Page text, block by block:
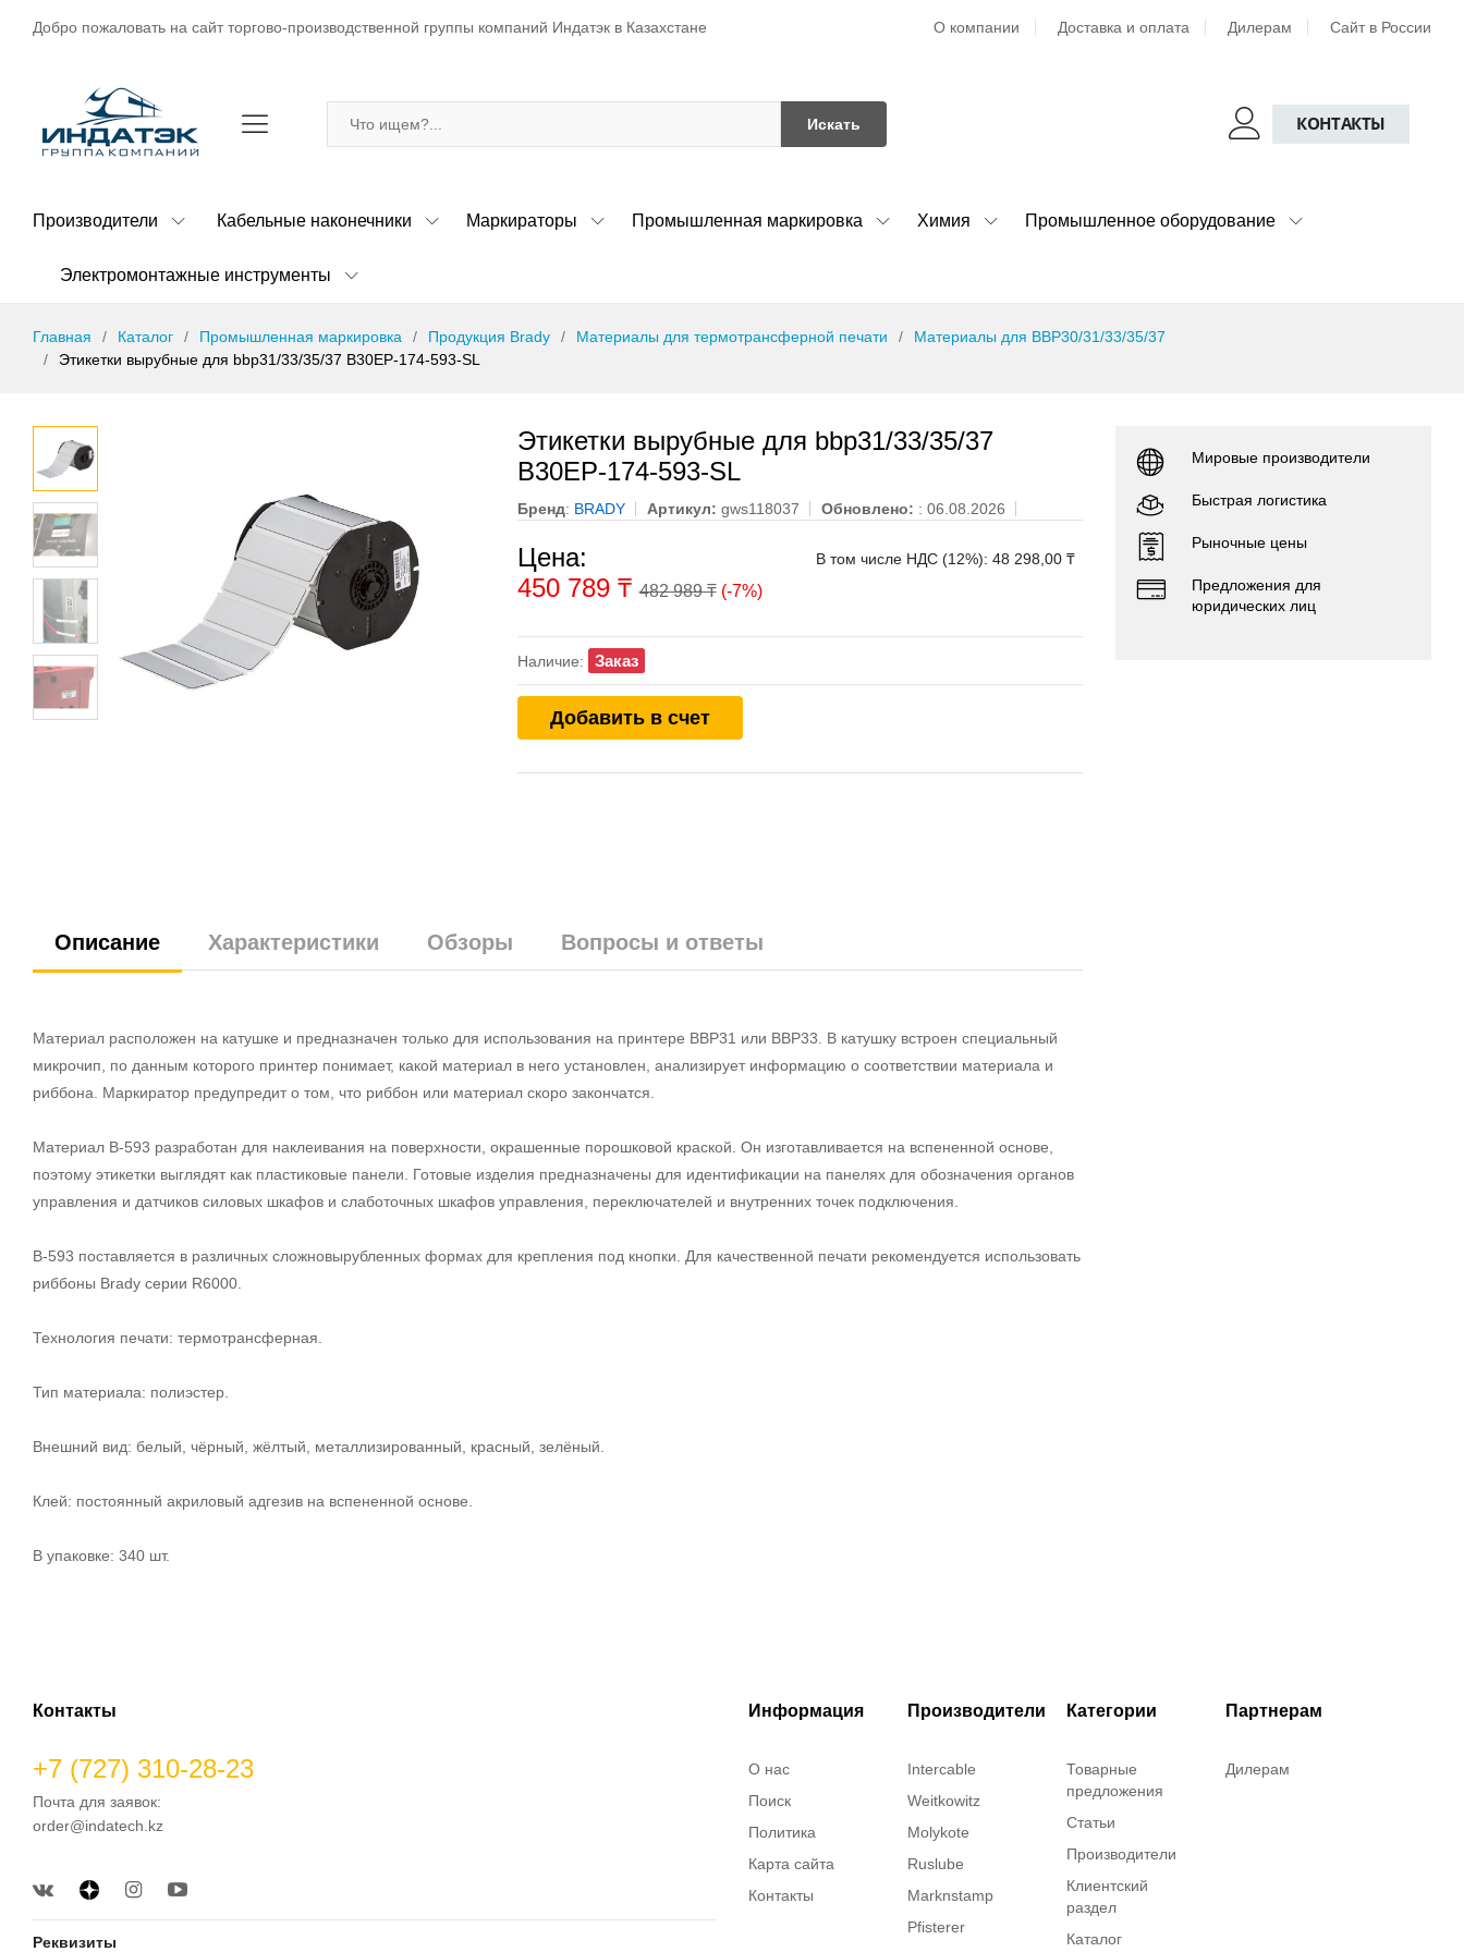
Добро пожаловать на сайт торгово-производственной группы компаний Индатэк в Казахстане О компании Доставка и оплата Дилерам Сайт в России
Искать КОНТАКТЫ
Производители Кабельные наконечники Маркираторы Промышленная маркировка Химия Промышленное оборудование
Электромонтажные инструменты
Главная Каталог Промышленная маркировка Продукция Brady Материалы для термотрансферной печати
Материалы для BBP30/31/33/35/37
Этикетки вырубные для bbp31/33/35/37 B30EP-174-593-SL
Этикетки вырубные для bbp31/33/35/37
B30EP-174-593-SL
Бренд: BRADY Артикул: gws118037 Обновлено: : 06.08.2026
Цена:
450 789₸ 482 989 ₸(-7%)
В том числе НДС (12%): 48 298,00 ₸
Наличие: Заказ
Добавить в счет
Описание Характеристики Обзоры Вопросы и ответы
Материал расположен на катушке и предназначен только для использования на принтере BBP31 или BBP33. В катушку встроен специальный
микрочип, по данным которого принтер понимает, какой материал в него установлен, анализирует информацию о соответствии материала и
риббона. Маркиратор предупредит о том, что риббон или материал скоро закончатся.
Материал В-593 разработан для наклеивания на поверхности, окрашенные порошковой краской. Он изготавливается на вспененной основе,
поэтому этикетки выглядят как пластиковые панели. Готовые изделия предназначены для идентификации на панелях для обозначения органов
управления и датчиков силовых шкафов и слаботочных шкафов управления, переключателей и внутренних точек подключения.
В-593 поставляется в различных сложновырубленных формах для крепления под кнопки. Для качественной печати рекомендуется использовать
риббоны Brady серии R6000.
Технология печати: термотрансферная.
Тип материала: полиэстер.
Внешний вид: белый, чёрный, жёлтый, металлизированный, красный, зелёный.
Клей: постоянный акриловый адгезив на вспененной основе.
В упаковке: 340 шт.
Мировые производители
Быстрая логистика
Рыночные цены
Предложения для
юридических лиц
Контакты
+7 (727) 310-28-23
Почта для заявок:
order@indatech.kz
Реквизиты
Информация
О нас
Поиск
Политика
Карта сайта
Контакты
Производители
Intercable
Weitkowitz
Molykote
Ruslube
Marknstamp
Pfisterer
Категории
Товарные
предложения
Статьи
Производители
Клиентский
раздел
Каталог
Партнерам
Дилерам